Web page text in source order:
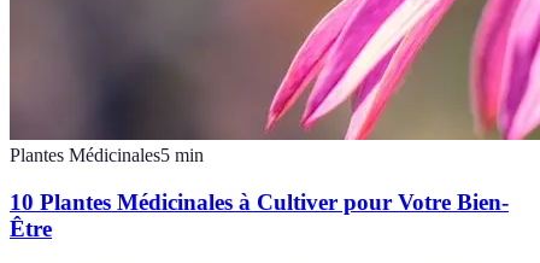
Plantes Médicinales5 min
10 Plantes Médicinales à Cultiver pour Votre Bien-
Être